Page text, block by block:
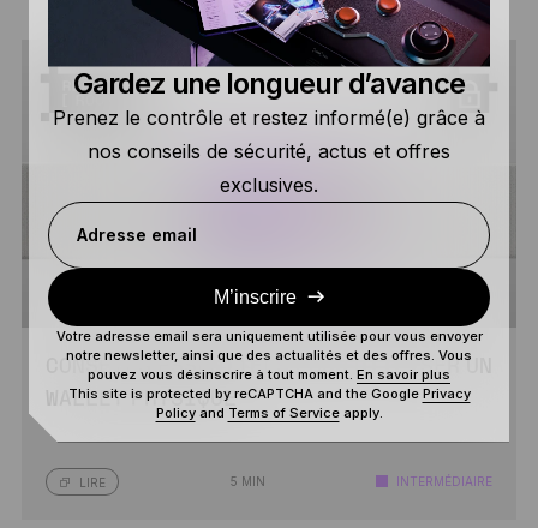
CONSEILS ESSENTIELS POUR UTILISER UN
WALLET PHYSIQUE
LIRE 5 MIN INTERMÉDIAIRE
Gardez une longueur d’avance
Prenez le contrôle et restez informé(e) grâce à
nos conseils de sécurité, actus et offres
exclusives.
Adresse email
M’inscrire
Votre adresse email sera uniquement utilisée pour vous envoyer
notre newsletter, ainsi que des actualités et des offres. Vous
pouvez vous désinscrire à tout moment. En savoir plus
This site is protected by reCAPTCHA and the Google Privacy
Policyand Terms of Serviceapply.